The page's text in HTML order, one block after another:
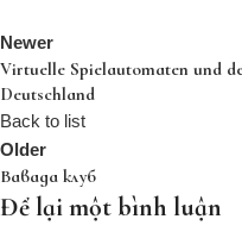
Newer
Virtuelle Spielautomaten und
Deutschland
Back to list
Older
Вавада клуб
Để lại một bình luận